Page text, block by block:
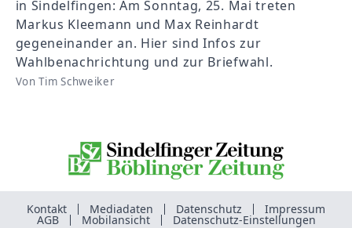
in Sindelfingen: Am Sonntag, 25. Mai treten
Markus Kleemann und Max Reinhardt
gegeneinander an. Hier sind Infos zur
Wahlbenachrichtung und zur Briefwahl.
Von Tim Schweiker
Kontakt Mediadaten Datenschutz Impressum
AGB Mobilansicht Datenschutz-Einstellungen